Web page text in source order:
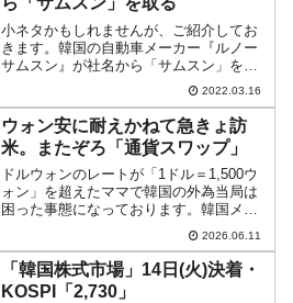
小ネタかもしれませんが、ご紹介してお
きます。韓国の自動車メーカー『ルノー
サムスン』が社名から「サムスン」を取
りました。新しい社名は『ルノーコリ
ア』（Renault Korea Motors・RKM）で
す。↑『ルノーコリア』と表記された「ル
ノ...
2022.03.16
ウォン安に耐えかねて急きょ訪
米。またぞろ「通貨スワップ」
ドルウォンのレートが「1ドル＝1,500ウ
ォン」を超えたママで韓国の外為当局は
困った事態になっております。韓国メデ
ィア『ソウル経済』が韓国の当局者が急
きょ訪米して財務省の高官と会談するを
いう記事を出しました。同記事から以下
に一部を引用します...
2026.06.11
「韓国株式市場」14日(火)決着・
KOSPI「2,730」